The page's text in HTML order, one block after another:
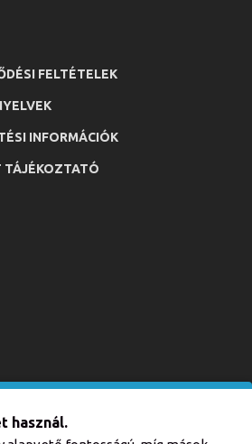
FELTÉTELEK
INFORMÁCIÓK
TÁJÉKOZTATÓ
használ.